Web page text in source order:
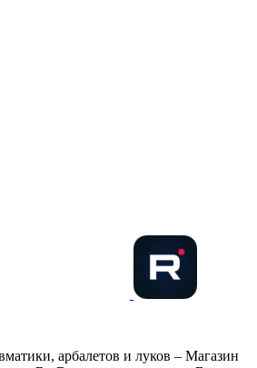
арбалетов и луков – Магазин